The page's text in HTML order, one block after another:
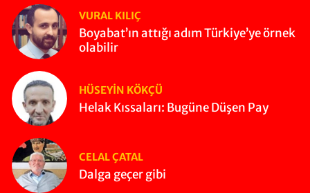
VURAL KILIÇ
Boyabat’ın attığı adım Türkiye’ye örnek
olabilir
HÜSEYIN KÖKÇÜ
Helak Kıssaları: Bugüne Düşen Pay
CELAL ÇATAL
Dalga geçer gibi